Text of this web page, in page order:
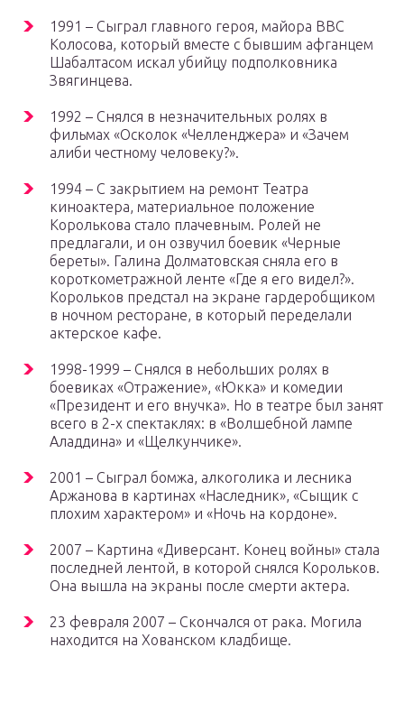
1991 – Сыграл главного героя, майора ВВС
Колосова, который вместе с бывшим афганцем
Шабалтасом искал убийцу подполковника
Звягинцева.
1992 – Снялся в незначительных ролях в
фильмах «Осколок «Челленджера» и «Зачем
алиби честному человеку?».
1994 – С закрытием на ремонт Театра
киноактера, материальное положение
Королькова стало плачевным. Ролей не
предлагали, и он озвучил боевик «Черные
береты». Галина Долматовская сняла его в
короткометражной ленте «Где я его видел?».
Корольков предстал на экране гардеробщиком
в ночном ресторане, в который переделали
актерское кафе.
1998-1999 – Снялся в небольших ролях в
боевиках «Отражение», «Юкка» и комедии
«Президент и его внучка». Но в театре был занят
всего в 2-х спектаклях: в «Волшебной лампе
Аладдина» и «Щелкунчике».
2001 – Сыграл бомжа, алкоголика и лесника
Аржанова в картинах «Наследник», «Сыщик с
плохим характером» и «Ночь на кордоне».
2007 – Картина «Диверсант. Конец войны» стала
последней лентой, в которой снялся Корольков.
Она вышла на экраны после смерти актера.
23 февраля 2007 – Скончался от рака. Могила
находится на Хованском кладбище.